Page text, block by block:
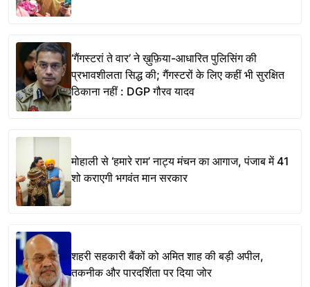
‘गैंगस्टरां ते वार’ ने ख़ुफ़िया-आधारित पुलिसिंग की
प्रभावशीलता सिद्ध की; गैंगस्टरों के लिए कहीं भी सुरक्षित
ठिकाना नहीं : DGP गौरव यादव
मोहाली से ‘हमारे राम’ नाट्य मंचन का आगाज, पंजाब में 41
शो कराएगी भगवंत मान सरकार
शहरी सहकारी बैंकों को अमित शाह की बड़ी अपील,
तकनीक और पारदर्शिता पर दिया जोर